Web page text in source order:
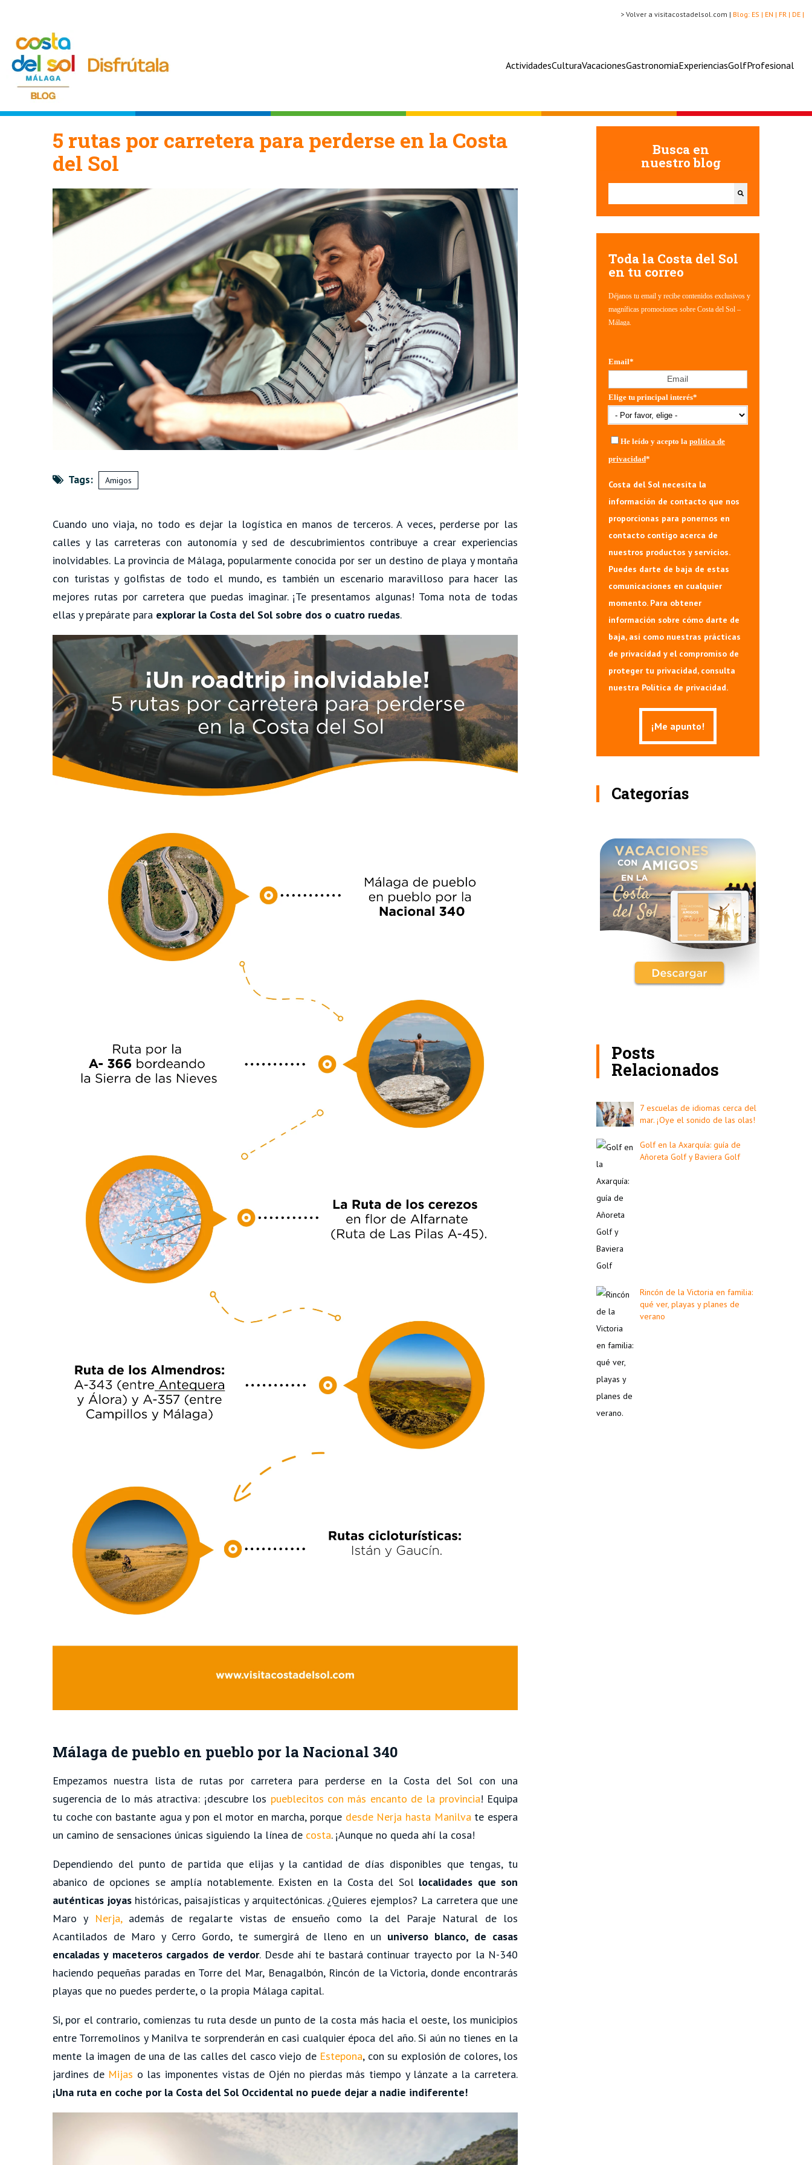
DE |
FR |
EN |
ES |
Blog:
> Volver a visitacostadelsol.com |
ActividadesCulturaVacacionesGastronomiaExperienciasGolfProfesional
5 rutas por carretera para perderse en la Costa
del Sol
Tags: Amigos
Cuando uno viaja, no todo es dejar la logística en manos de terceros. A veces, perderse por las
calles y las carreteras con autonomía y sed de descubrimientos contribuye a crear experiencias
inolvidables. La provincia de Málaga, popularmente conocida por ser un destino de playa y montaña
con turistas y golfistas de todo el mundo, es también un escenario maravilloso para hacer las
mejores rutas por carretera que puedas imaginar. ¡Te presentamos algunas! Toma nota de todas
ellas y prepárate para explorar la Costa del Sol sobre dos o cuatro ruedas.
Málaga de pueblo en pueblo por la Nacional 340
Empezamos nuestra lista de rutas por carretera para perderse en la Costa del Sol con una
sugerencia de lo más atractiva: ¡descubre los pueblecitos con más encanto de la provincia! Equipa
tu coche con bastante agua y pon el motor en marcha, porque desde Nerja hasta Manilvate espera
un camino de sensaciones únicas siguiendo la línea de costa. ¡Aunque no queda ahí la cosa!
Dependiendo del punto de partida que elijas y la cantidad de días disponibles que tengas, tu
abanico de opciones se amplía notablemente. Existen en la Costa del Sollocalidades que son
auténticas joyashistóricas, paisajísticas y arquitectónicas. ¿Quieres ejemplos? La carretera que une
Maro y Nerja,además de regalarte vistas de ensueño como la del Paraje Natural de los
Acantilados de Maro y Cerro Gordo, te sumergirá de lleno en un universo blanco, de casas
encaladas y maceteros cargados de verdor. Desde ahí te bastará continuar trayecto por la N-340
haciendo pequeñas paradas en Torre del Mar, Benagalbón, Rincón de la Victoria, donde encontrarás
playas que no puedes perderte, o la propia Málaga capital.
Si, por el contrario, comienzas tu ruta desde un punto de la costa más hacia el oeste, los municipios
entre Torremolinos y Manilva te sorprenderán en casi cualquier época del año. Si aún no tienes en la
mente la imagen de una de las calles del casco viejo de Estepona, con su explosión de colores, los
jardines de Mijas o las imponentes vistas de Ojén no pierdas más tiempo y lánzate a la carretera.
¡Una ruta en coche por la Costa del Sol Occidental no puede dejar a nadie indiferente!
Busca en
nuestro blog
Esto es un campo de búsqueda con una función de
Toda la Costa del Sol
en tu correo
Déjanos tu email y recibe contenidos exclusivos y
magníficas promociones sobre Costa del Sol –
Málaga.
Email*
Elige tu principal interés*
He leído y acepto la política de
privacidad*
Costa del Sol necesita la
información de contacto que nos
proporcionas para ponernos en
contacto contigo acerca de
nuestros productos y servicios.
Puedes darte de baja de estas
comunicaciones en cualquier
momento. Para obtener
información sobre cómo darte de
baja, así como nuestras prácticas
de privacidad y el compromiso de
proteger tu privacidad, consulta
nuestra Política de privacidad.
Categorías
Posts
Relacionados
7 escuelas de idiomas cerca del
mar. ¡Oye el sonido de las olas!
Golf en la Axarquía: guía de
Añoreta Golf y Baviera Golf
Rincón de la Victoria en familia:
qué ver, playas y planes de
verano